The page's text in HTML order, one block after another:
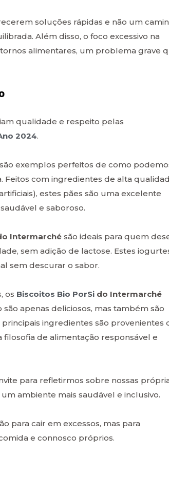
soluções rápidas e não um
Além disso, o foco excessivo na
alimentares, um problema grave
qualidade e respeito pelas
2024.
são exemplos perfeitos de como
com ingredientes de alta
estes pães são uma excelente
e saboroso.
Intermarché são ideais para quem
sem adição de lactose. Estes
sem descurar o sabor.
os Biscoitos Bio PorSi do Intermarché
apenas deliciosos, mas também são
ingredientes são provenientes
de alimentação responsável e
para refletirmos sobre nossas
ambiente mais saudável e inclusivo.
para cair em excessos, mas para
e connosco próprios.